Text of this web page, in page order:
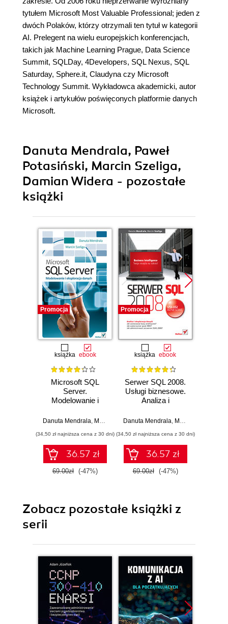
tytułem Microsoft Most Valuable Professional; jeden z
dwóch Polaków, którzy otrzymali ten tytuł w kategorii
AI. Prelegent na wielu europejskich konferencjach,
takich jak Machine Learning Prague, Data Science
Summit, SQLDay, 4Developers, SQL Nexus, SQL
Saturday, Sphere.it, Claudyna czy Microsoft
Technology Summit. Wykładowca akademicki, autor
książek i artykułów poświęconych platformie danych
Microsoft.
Danuta Mendrala, Paweł
Potasiński, Marcin Szeliga,
Damian Widera - pozostałe
książki
Promocja
książka ebook
Microsoft SQL
Server.
Modelowanie i
Danuta Mendrala Marcin Szeliga
(34,50 zł najniższa cena z 30 dni)
36.57 zł
69.00zł (-47%)
Promocja
książka ebook
Serwer SQL 2008.
Usługi biznesowe.
Analiza i
Danuta Mendrala Marcin Szeliga
(34,50 zł najniższa cena z 30 dni)
36.57 zł
69.00zł (-47%)
Zobacz pozostałe książki z
serii